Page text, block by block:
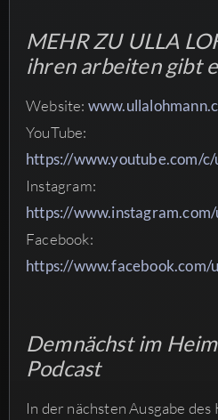
MEHR ZU ULLA
ihren arbeiten gibt
Website:
YouTube:
https://www.youtube.com/c/
Instagram:
https://
Facebook:
https://www.facebook.com/
Demnächst im
Podcast
In der nächsten Ausgabe